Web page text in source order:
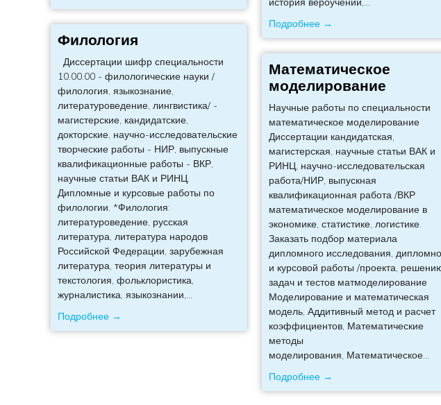
Подробнее →
Филология
Диссертации шифр специальности
10.00.00 - филологические науки /
филология, языкознание,
литературоведение, лингвистика/ -
магистерские, кандидатские,
докторские, научно-исследовательские
творческие работы - НИР, выпускные
квалификационные работы - ВКР,
научные статьи ВАК и РИНЦ.
Дипломные и курсовые работы по
филологии. *Филология:
литературоведение, русская
литература, литература народов
Российской Федерации, зарубежная
литература, теория литературы и
текстология, фольклористика,
журналистика, языкознании,…
Подробнее →
Математическое
моделирование
Научные работы по специальности
математическое моделирование
Диссертации кандидатская,
магистерская, научные статьи ВАК и
РИНЦ, научно-исследовательская
работа/НИР, выпускная
квалификационная работа /ВКР
математическое моделирование в
экономике, статистике, логистике.
Заказать подбор материала
дипломного исследования,
и курсовой работы /проекта,
задач и тестов матмоделирование
Моделирование и математическая
модель, Аддитивный метод и расчет
коэффициентов, Математические
методы
моделирования, Математическое…
Подробнее →